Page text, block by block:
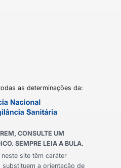
as determinações da:
CONSULTE UM
SEMPRE LEIA A BULA.
site têm caráter
a orientação de